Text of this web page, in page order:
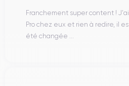
Franchement super content !
Pro chez eux et rien à redire, il
été changée ...